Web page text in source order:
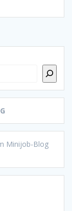
Minijob-Blog